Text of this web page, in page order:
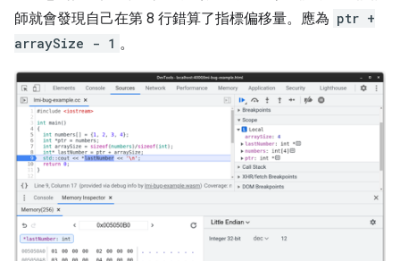
師就會發現自己在第 8 行錯算了指標偏移量。應為 ptr +
arraySize - 1 。